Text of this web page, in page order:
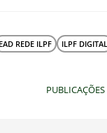
REDE ILPF ILPF DIGITAL
PUBLICAÇÕES